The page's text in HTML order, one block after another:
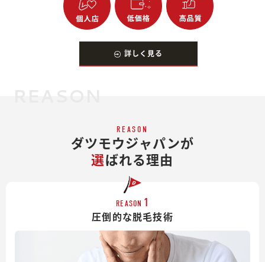
詳しく見る
REASON
ダツモウジャパンが
選ばれる理由
REASON 1
圧倒的な脱毛技術